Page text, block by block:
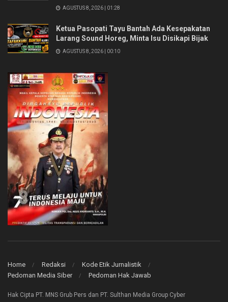
AGUSTUS 8, 2026 | 01:28
Ketua Pasopati Tayu Bantah Ada Kesepakatan
Larang Sound Horeg, Minta Isu Disikapi Bijak
AGUSTUS 8, 2026 | 00:10
Home Redaksi
Kode Etik Jurnalistik
Pedoman Media Siber
Pedoman Hak Jawab
Hak Cipta PT. MNS Grub Pers dan PT. Sulthan Media Group Cyber